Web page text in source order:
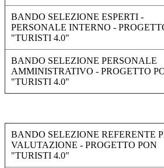
BANDO SELEZIONE ESPERTI -
PERSONALE INTERNO -
"TURISTI 4.0"
BANDO SELEZIONE PERSONALE
AMMINISTRATIVO - PROGETTO
"TURISTI 4.0"
BANDO SELEZIONE REFERENTE
VALUTAZIONE - PROGETTO PON
"TURISTI 4.0"